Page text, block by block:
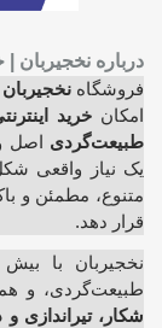
درباره نخجیربان
فروشگاه نخجیربان
امکان خرید
طبیعت‌گردی اصل
یک نیاز واقعی
متنوع، مطمئن و
قرار دهد.
نخجیربان با بیش
طبیعت‌گردی، و
شکار، تیراندازی